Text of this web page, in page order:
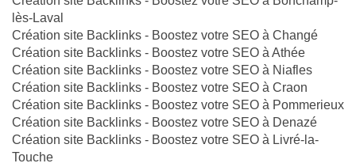
lès-Laval
Création site Backlinks - Boostez votre SEO à Changé
Création site Backlinks - Boostez votre SEO à Athée
Création site Backlinks - Boostez votre SEO à Niafles
Création site Backlinks - Boostez votre SEO à Craon
Création site Backlinks - Boostez votre SEO à Pommerieux
Création site Backlinks - Boostez votre SEO à Denazé
Création site Backlinks - Boostez votre SEO à Livré-la-
Touche